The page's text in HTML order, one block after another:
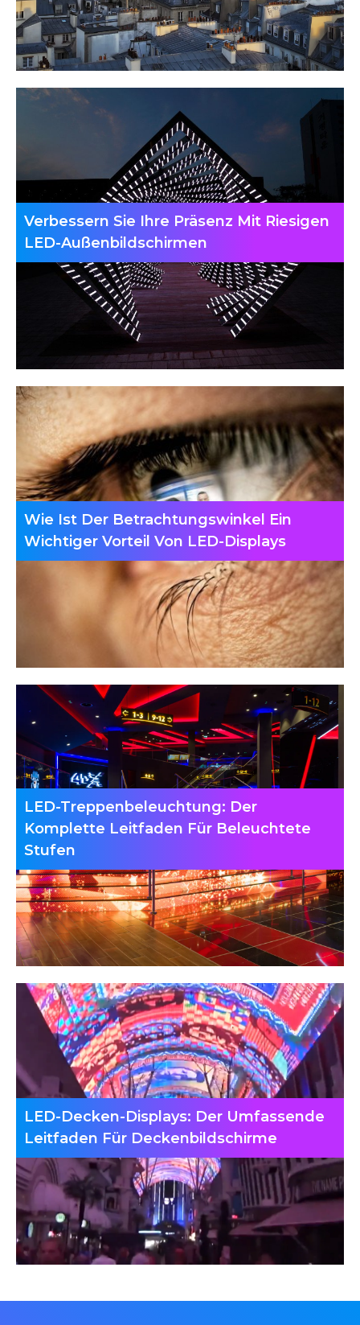
Verbessern Sie Ihre Präsenz Mit Riesigen
LED-Außenbildschirmen
Wie Ist Der Betrachtungswinkel Ein
Wichtiger Vorteil Von LED-Displays
LED-Treppenbeleuchtung: Der
Komplette Leitfaden Für Beleuchtete
Stufen
LED-Decken-Displays: Der Umfassende
Leitfaden Für Deckenbildschirme